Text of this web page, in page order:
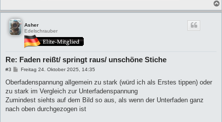
Asher
Edelschrauber
Re: Faden reißt/ springt raus/ unschöne Stiche
#3
B
i
r
a
Freitag 24. Oktober 2025, 14:35
Oberfadenspannung allgemein zu stark (würd ich als Erstes tippen) oder
zu stark im Vergleich zur Unterfadenspannung
Zumindest siehts auf dem Bild so aus, als wenn der Unterfaden ganz
nach oben durchgezogen ist